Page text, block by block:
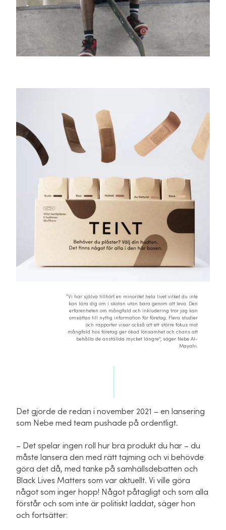
“Vi har själva tillhört en minoritet hela livet vilket du inte
kan lära dig om i skolan utan bara genom att leva. Den
erfarenheten om mångfald och inkludering tror jag kan
omsättas till nyttig information för företag. Flera studier
och rapporter visar också att ett större fokus mot
mångfald hos företag ger ökad lönsamhet och chans att
behålla de anställda mycket längre”, säger Nebe Al-
Mayahi.
Det gjorde de redan i november 2021 – en lansering
som Nebe med team pushade på ordentligt.
– Det spelar ingen roll hur bra produkt du har – du
måste lansera den med rätt tajming och vi behövde
göra det då, med tanke på samhällsdebatten och
Black Lives Matters som var aktuellt. Vi ville göra
något som inger hopp! Något påtagligt och som alla
förstår och som inte är politiskt laddat, säger hon
och fortsätter: